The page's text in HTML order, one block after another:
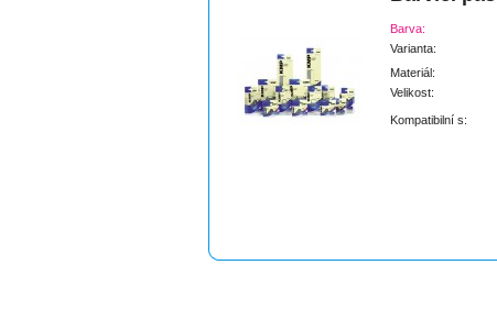
Barva:
Varianta:
Materiál:
Velikost:
Kompatibilní s: